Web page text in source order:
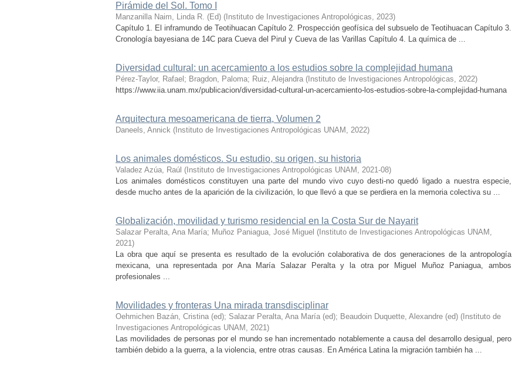
Pirámide del Sol. Tomo I
Manzanilla Naim, Linda R. (Ed) ( Instituto de Investigaciones Antropológicas, 2023)
Capítulo 1. El inframundo de Teotihuacan Capítulo 2. Prospección geofísica del subsuelo de Teotihuacan Capítulo 3.
Cronología bayesiana de 14C para Cueva del Pirul y Cueva de las Varillas Capítulo 4. La química de ...
Diversidad cultural: un acercamiento a los estudios sobre la complejidad humana
Pérez-Taylor, Rafael ; Bragdon, Paloma; Ruiz, Alejandra ( Instituto de Investigaciones Antropológicas, 2022)
https://www.iia.unam.mx/publicacion/diversidad-cultural-un-acercamiento-los-estudios-sobre-la-complejidad-humana
Arquitectura mesoamericana de tierra, Volumen 2
Daneels, Annick ( Instituto de Investigaciones Antropológicas UNAM , 2022)
Los animales domésticos. Su estudio, su origen, su historia
Valadez Azúa, Raúl ( Instituto de Investigaciones Antropológicas UNAM , 2021-08)
Los animales domésticos constituyen una parte del mundo vivo cuyo desti-no quedó ligado a nuestra especie,
desde mucho antes de la aparición de la civilización, lo que llevó a que se perdiera en la memoria colectiva su ...
Globalización, movilidad y turismo residencial en la Costa Sur de Nayarit
Salazar Peralta, Ana María; Muñoz Paniagua, José Miguel ( Instituto de Investigaciones Antropológicas UNAM ,
2021)
La obra que aquí se presenta es resultado de la evolución colaborativa de dos generaciones de la antropología
mexicana, una representada por Ana María Salazar Peralta y la otra por Miguel Muñoz Paniagua, ambos
profesionales ...
Movilidades y fronteras Una mirada transdisciplinar
Oehmichen Bazán, Cristina (ed); Salazar Peralta, Ana María (ed); Beaudoin Duquette, Alexandre (ed) ( Instituto de
Investigaciones Antropológicas UNAM , 2021)
Las movilidades de personas por el mundo se han incrementado notablemente a causa del desarrollo desigual, pero
también debido a la guerra, a la violencia, entre otras causas. En América Latina la migración también ha ...